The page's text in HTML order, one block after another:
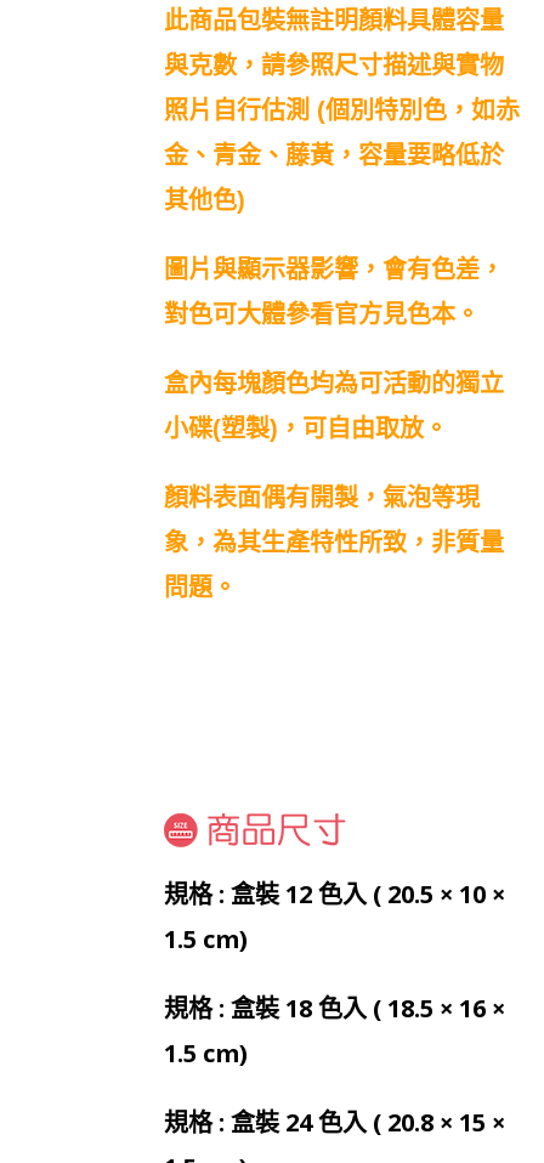
此商品包裝無註明顏料具體容量
與克數，請參照尺寸描述與實物
照片自行估測 (個別特別色，如赤
金、青金、藤黃，容量要略低於
其他色)
圖片與顯示器影響，會有色差，
對色可大體參看官方見色本。
盒內每塊顏色均為可活動的獨立
小碟(塑製)，可自由取放。
顏料表面偶有開製，氣泡等現
象，為其生產特性所致，非質量
問題。
規格 : 盒裝 12 色入 ( 20.5 × 10 ×
1.5 cm)
規格 : 盒裝 18 色入 ( 18.5 × 16 ×
1.5 cm)
規格 : 盒裝 24 色入 ( 20.8 × 15 ×